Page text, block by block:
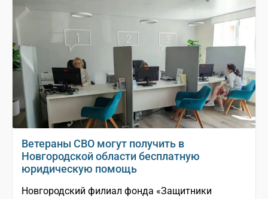
Ветераны СВО могут получить в
Новгородской области бесплатную
юридическую помощь
Новгородский филиал фонда «Защитники